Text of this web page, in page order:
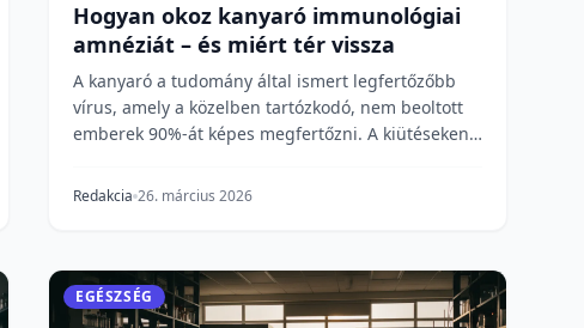
Hogyan okoz kanyaró immunológiai
amnéziát – és miért tér vissza
A kanyaró a tudomány által ismert legfertőzőbb
vírus, amely a közelben tartózkodó, nem beoltott
emberek 90%-át képes megfertőzni. A kiütéseken
Redakcia 26. március 2026
EGÉSZSÉG